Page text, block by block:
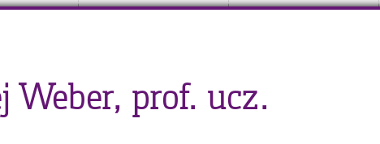
Weber, prof. ucz.